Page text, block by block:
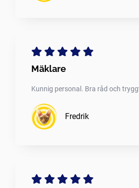
Mäklare
Kunnig personal. Bra råd och
Fredrik